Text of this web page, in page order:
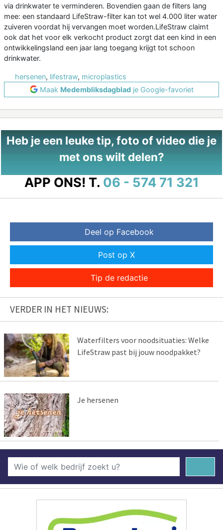
via drinkwater te verminderen. Bovendien gaan de filters lang
mee: een standaard LifeStraw-filter kan tot wel 4.000 liter water
zuiveren voordat hij vervangen moet worden.LifeStraw claimt
ook dat het voor elk verkocht product zorgt dat een kind in een
ontwikkelingsland een jaar lang toegang krijgt tot schoon
drinkwater.
hersenen, lifestraw, microplastics
Maak Medembliksdagbladje Google-favoriet
Heb je een leuke tip, foto of video die je
met ons wilt delen?
APP ONS! T. 06 - 574 71 321
Deel op Facebook
Post op X
Tip de redactie
VERDER IN HET NIEUWS:
Waterfilters voor noodsituaties: Welke
LifeStraw past bij jouw noodpakket?
Je hersenen